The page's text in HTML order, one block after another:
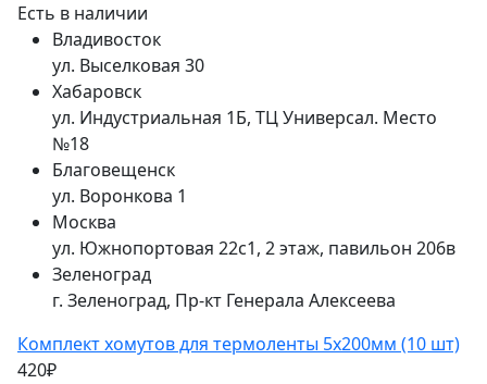
Есть в наличии
Владивосток
ул. Выселковая 30
Хабаровск
ул. Индустриальная 1Б, ТЦ Универсал. Место
№18
Благовещенск
ул. Воронкова 1
Москва
ул. Южнопортовая 22с1, 2 этаж, павильон 206в
Зеленоград
г. Зеленоград, Пр-кт Генерала Алексеева
Комплект хомутов для термоленты 5х200мм (10 шт)
420₽